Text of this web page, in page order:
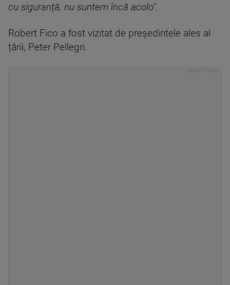
cu siguranță, nu suntem încă acolo".
Robert Fico a fost vizitat de președintele ales al
țării, Peter Pellegri.